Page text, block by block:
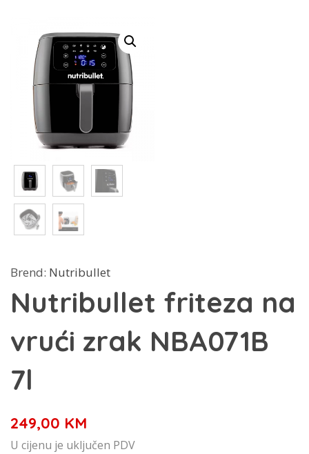
Brend: Nutribullet
Nutribullet friteza na
vrući zrak NBA071B
7l
249,00 KM
U cijenu je uključen PDV